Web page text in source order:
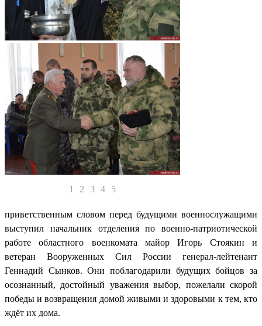
1 2 3 4 5
приветственным словом перед будущими военнослужащими
выступил начальник отделения по военно-патриотической
работе областного военкомата майор Игорь Стоякин и
ветеран Вооруженных Сил России генерал-лейтенант
Геннадий Сынков. Они поблагодарили будущих бойцов за
осознанный, достойный уважения выбор, пожелали скорой
победы и возвращения домой живыми и здоровыми к тем, кто
ждёт их дома.